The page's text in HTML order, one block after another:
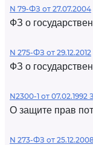
N 79-ФЗ от 27.07.2004
ФЗ о
N 275-ФЗ от 29.12.2012
ФЗ о
N2300-1 от
О защите прав
N 273-ФЗ от